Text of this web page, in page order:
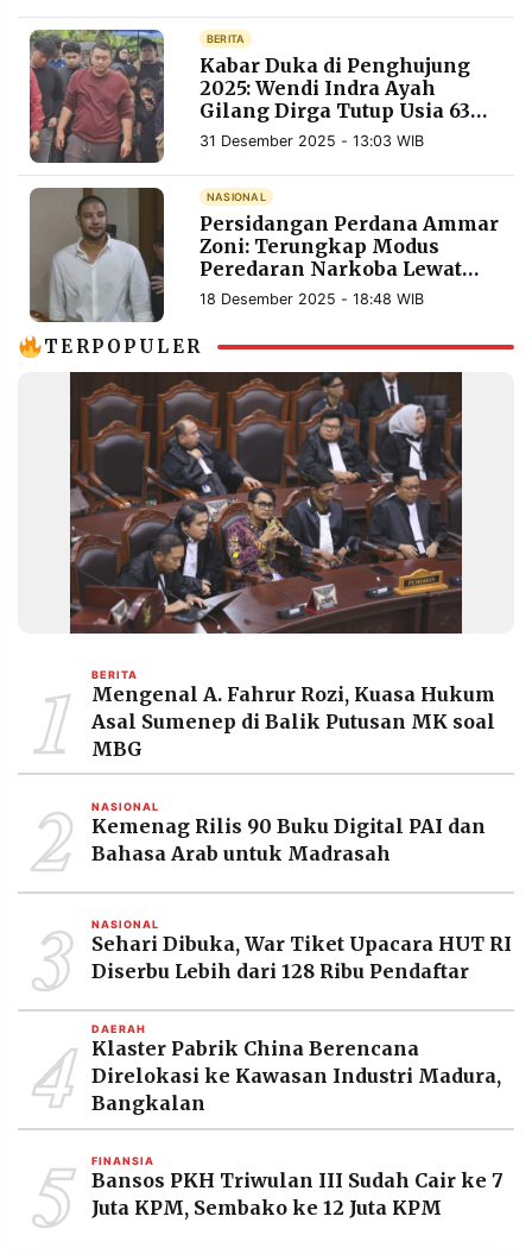
RESOLUSI
MEDIA
PRAMUDITA
Resolusi.co
RESOLUSI
MEDIA
PRAMUDITA
BERITA
Kabar Duka di Penghujung
2025: Wendi Indra Ayah
Gilang Dirga Tutup Usia 63
Tahun
31 Desember 2025 - 13:03 WIB
NASIONAL
Persidangan Perdana Ammar
Zoni: Terungkap Modus
Peredaran Narkoba Lewat
Aplikasi Terenkripsi
18 Desember 2025 - 18:48 WIB
TERPOPULER
1 BERITA
Mengenal A. Fahrur Rozi, Kuasa Hukum
Asal Sumenep di Balik Putusan MK soal
MBG
2 NASIONAL
Kemenag Rilis 90 Buku Digital PAI dan
Bahasa Arab untuk Madrasah
3 NASIONAL
Sehari Dibuka, War Tiket Upacara HUT RI
Diserbu Lebih dari 128 Ribu Pendaftar
4 DAERAH
Klaster Pabrik China Berencana
Direlokasi ke Kawasan Industri Madura,
Bangkalan
5 FINANSIA
Bansos PKH Triwulan III Sudah Cair ke 7
Juta KPM, Sembako ke 12 Juta KPM